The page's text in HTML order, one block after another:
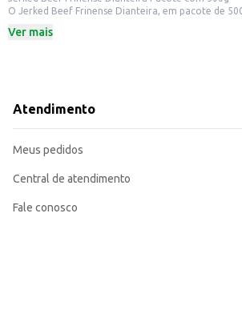
O Jerked Beef Frinense Dianteira, em pacote de 500g, é uma opção prática e versátil para diversos usos. Sua
Dicas de uso:
O Jerked Beef Frinense Dianteira oferece um
excelente opção para o seu negócio ou consumo
Marca: Frinense
Categoria: Charque
EAN: 7898044485005
Ver mais
Atendimento
Meus pedidos
Central de atendimento
Fale conosco